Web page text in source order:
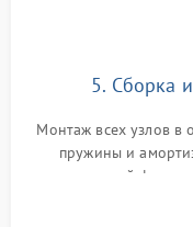
5. Сборка
Монтаж всех узлов в
пружины и
надежной
герметиком для